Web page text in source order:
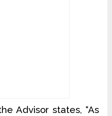
Advisor states, “As